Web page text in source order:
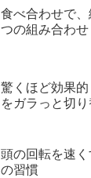
食べ合わせで
つの組み合わせ
驚くほど効果
をガラっと切
頭の回転を速
の習慣